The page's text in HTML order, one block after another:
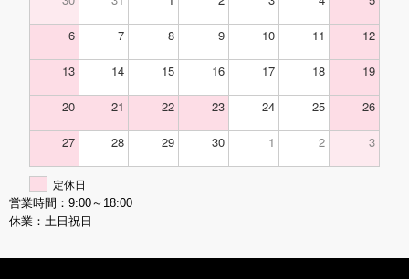
6 7 8 9 10 11 12
13 14 15 16 17 18 19
20 21 22 23 24 25 26
27 28 29 30 1 2 3
定休日
営業時間：9:00～18:00
休業：土日祝日